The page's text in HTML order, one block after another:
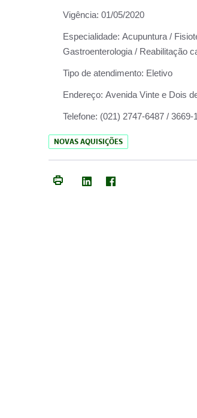
Vigência: 01/05/2020
Especialidade: Acupuntura /
Gastroenterologia / Reabilitação
Tipo de atendimento: Eletivo
Endereço: Avenida Vinte e Dois
Telefone: (021) 2747-6487 / 3669-
NOVAS AQUISIÇÕES